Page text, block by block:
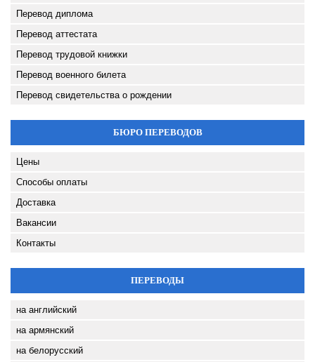
Перевод диплома
Перевод аттестата
Перевод трудовой книжки
Перевод военного билета
Перевод свидетельства о рождении
БЮРО ПЕРЕВОДОВ
Цены
Способы оплаты
Доставка
Вакансии
Контакты
ПЕРЕВОДЫ
на английский
на армянский
на белорусский